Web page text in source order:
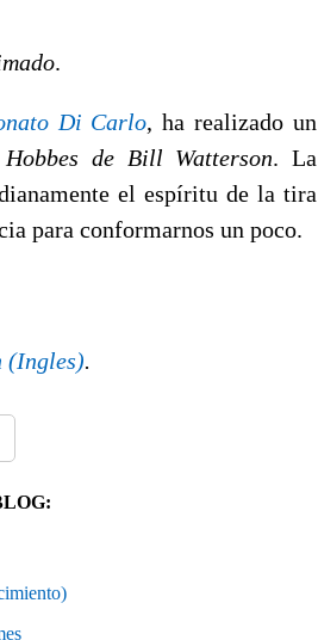
.
Di Carlo, ha realizado un
de Bill Watterson. La
el espíritu de la tira
para conformarnos un poco.
(Ingles).